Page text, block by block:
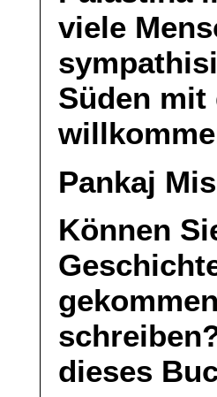
viele
Süden mit
Pankaj
Können
dieses